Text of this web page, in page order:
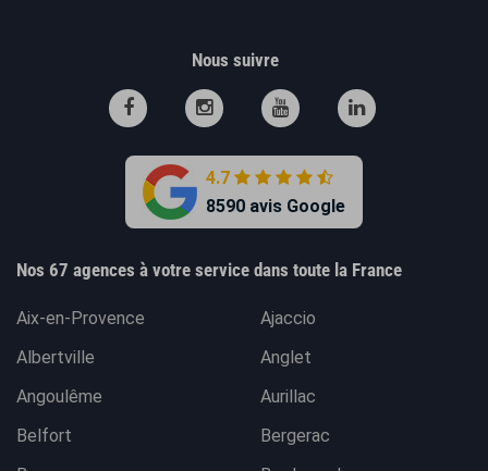
Nous suivre
4.7
8590 avis Google
Nos 67 agences à votre service dans toute la France
Aix-en-Provence
Ajaccio
Albertville
Anglet
Angoulême
Aurillac
Belfort
Bergerac